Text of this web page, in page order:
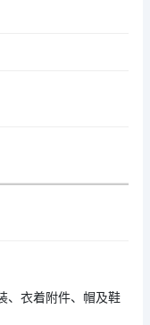
、衣着附件、帽及鞋